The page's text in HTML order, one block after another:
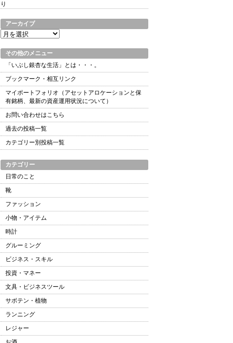
り
アーカイブ
ア
カ
ブ
その他のメニュー
「いぶし銀杏な生活」とは・・・。
ブックマーク・相互リンク
マイポートフォリオ（アセットアロケーションと保
有銘柄、最新の資産運用状況について）
お問い合わせはこちら
過去の投稿一覧
カテゴリー別投稿一覧
カテゴリー
日常のこと
靴
ファッション
小物・アイテム
時計
グルーミング
ビジネス・スキル
投資・マネー
文具・ビジネスツール
サボテン・植物
ランニング
レジャー